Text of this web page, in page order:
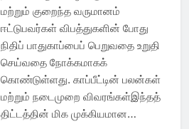
மற்றும் குறைந்த வருமானம்
ஈட்டுபவர்கள் விபத்துகளின் போது
நிதிப் பாதுகாப்பைப் பெறுவதை உறுதி
செய்வதை நோக்கமாகக்
கொண்டுள்ளது. காப்பீட்டின் பலன்கள்
மற்றும் நடைமுறை விவரங்கள்இந்தத்
திட்டத்தின் மிக முக்கியமான…